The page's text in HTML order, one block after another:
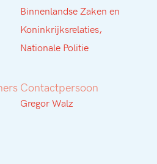
Binnenlandse Zaken en
Koninkrijksrelaties,
Nationale Politie
Contactpersoon
Gregor Walz